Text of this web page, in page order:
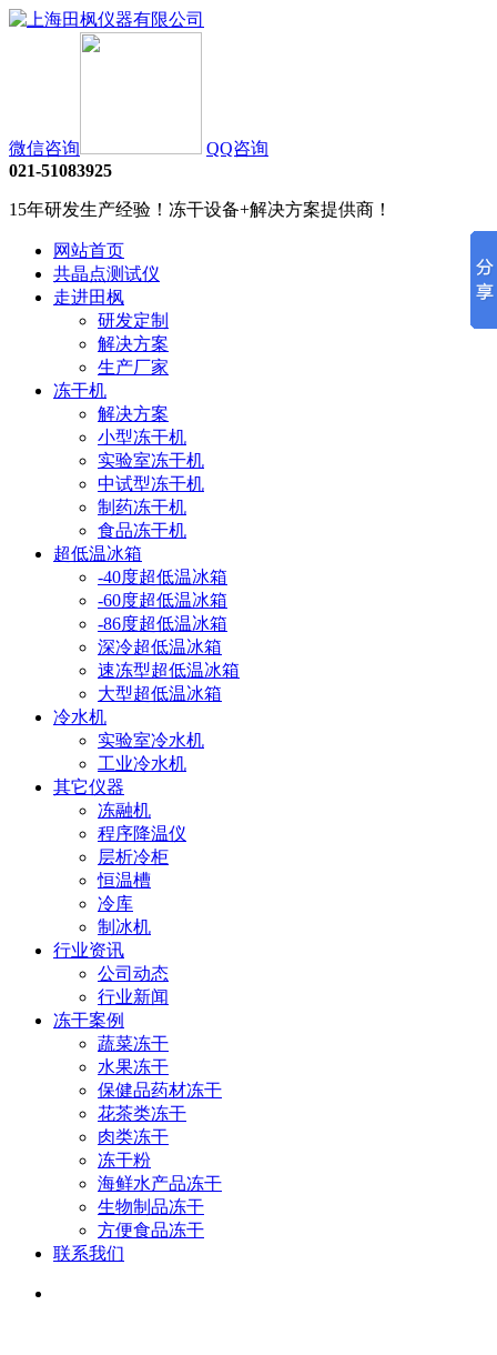
微信咨询
QQ咨询
021-51083925
15年研发生产经验！冻干设备+解决方案提供商！
网站首页
共晶点测试仪
走进田枫
研发定制
解决方案
生产厂家
冻干机
解决方案
小型冻干机
实验室冻干机
中试型冻干机
制药冻干机
食品冻干机
超低温冰箱
-40度超低温冰箱
-60度超低温冰箱
-86度超低温冰箱
深冷超低温冰箱
速冻型超低温冰箱
大型超低温冰箱
冷水机
实验室冷水机
工业冷水机
其它仪器
冻融机
程序降温仪
层析冷柜
恒温槽
冷库
制冰机
行业资讯
公司动态
行业新闻
冻干案例
蔬菜冻干
水果冻干
保健品药材冻干
花茶类冻干
肉类冻干
冻干粉
海鲜水产品冻干
生物制品冻干
方便食品冻干
联系我们